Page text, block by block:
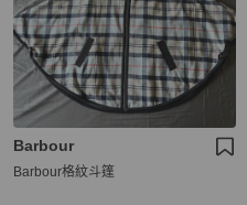
Barbour
Barbour格紋斗篷